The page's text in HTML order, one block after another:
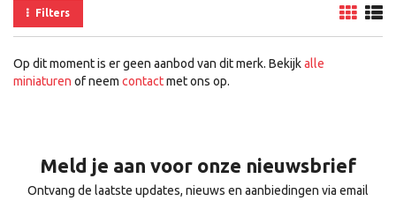
Filters
Op dit moment is er geen aanbod van dit merk. Bekijkalle
miniaturen of neem contactmet ons op.
Meld je aan voor onze nieuwsbrief
Ontvang de laatste updates, nieuws en aanbiedingen via email